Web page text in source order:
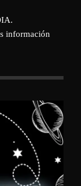
.
información